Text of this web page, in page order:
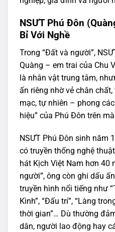
NSƯT Phú Đôn
Bỉ Với Nghề
Trong “Đất và người”,
Quàng – em trai của Chu
là nhân vật trung tâm,
ấn riêng nhờ vẻ chân
mạc, tự nhiên – phong
hiệu” của Phú Đôn trên
NSƯT Phú Đôn sinh năm
có truyền thống nghệ
hát Kịch Việt Nam hơn 40
người”, ông còn ghi dấu
truyền hình nổi tiếng như
Kình”, “Đấu trí”, “Làng
thời gian”… Dù thường
dân, người lao động hay